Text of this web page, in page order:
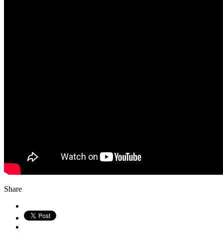
Share